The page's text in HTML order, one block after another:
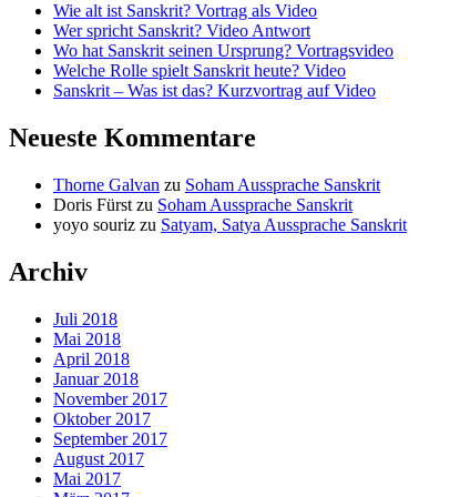
Wie alt ist Sanskrit? Vortrag als Video
Wer spricht Sanskrit? Video Antwort
Wo hat Sanskrit seinen Ursprung? Vortragsvideo
Welche Rolle spielt Sanskrit heute? Video
Sanskrit – Was ist das? Kurzvortrag auf Video
Neueste Kommentare
Thorne Galvan zu Soham Aussprache Sanskrit
Doris Fürst zu Soham Aussprache Sanskrit
yoyo souriz zu Satyam, Satya Aussprache Sanskrit
Archiv
Juli 2018
Mai 2018
April 2018
Januar 2018
November 2017
Oktober 2017
September 2017
August 2017
Mai 2017